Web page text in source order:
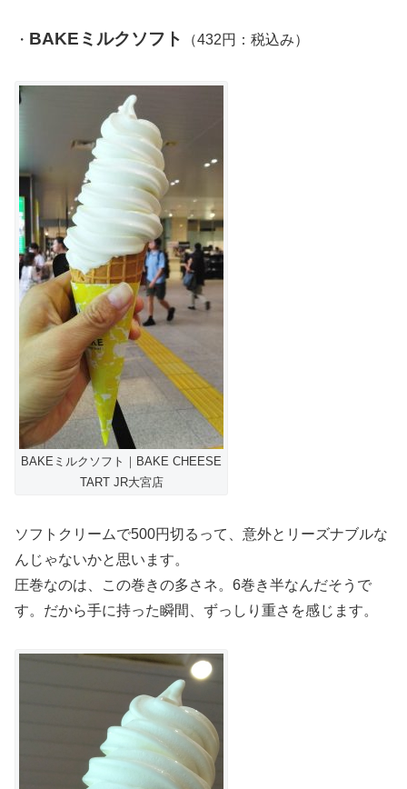
・ BAKEミルクソフト （432円：税込み）
BAKEミルクソフト｜BAKE CHEESE
TART JR大宮店
ソフトクリームで500円切るって、意外とリーズナブルな
んじゃないかと思います。
圧巻なのは、この巻きの多さネ。6巻き半なんだそうで
す。だから手に持った瞬間、ずっしり重さを感じます。